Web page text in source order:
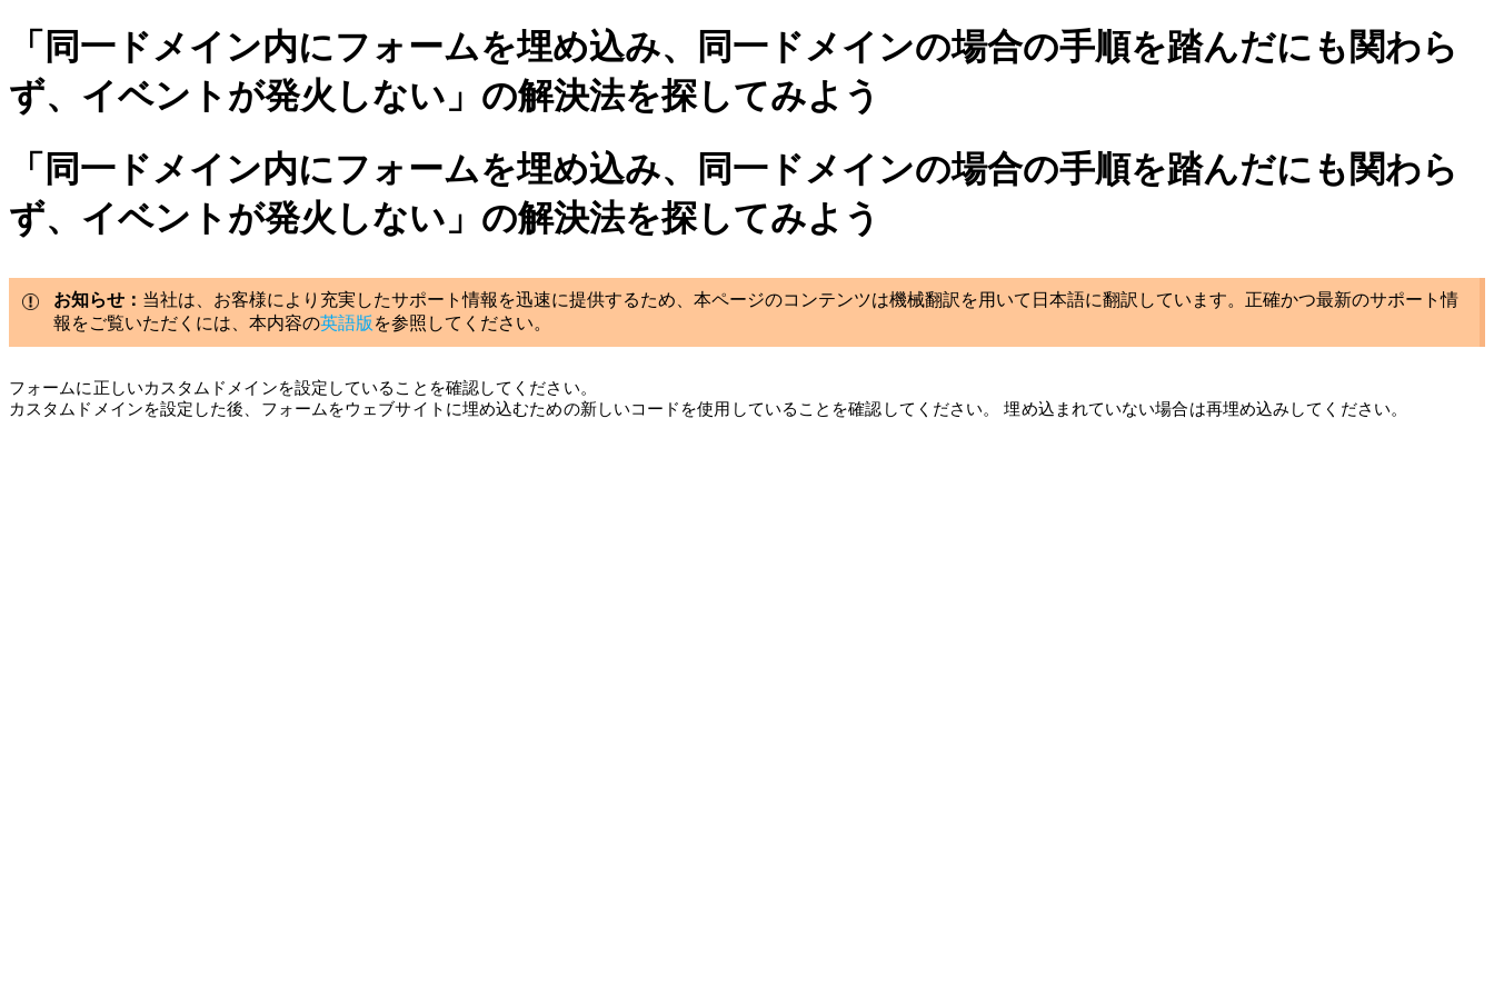
「同一ドメイン内にフォームを埋め込み、同一ドメインの場合の手順を踏んだにも関わら
ず、イベントが発火しない」の解決法を探してみよう
「同一ドメイン内にフォームを埋め込み、同一ドメインの場合の手順を踏んだにも関わら
ず、イベントが発火しない」の解決法を探してみよう
お知らせ： 当社は、お客様により充実したサポート情報を迅速に提供するため、本ページのコンテンツは機械翻訳を用いて日本語に翻訳しています。正確かつ最新のサポート情
報をご覧いただくには、本内容の英語版 を参照してください。
フォームに正しいカスタムドメインを設定していることを確認してください。
カスタムドメインを設定した後、フォームをウェブサイトに埋め込むための新しいコードを使用していることを確認してください。 埋め込まれていない場合は再埋め込みしてください。